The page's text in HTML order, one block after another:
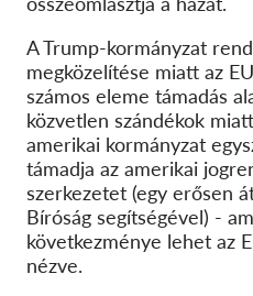
A Trump-kormányzat
megközelítése miatt az
számos eleme támadás
közvetlen szándékok
amerikai kormányzat
támadja az amerikai
szerkezetet (egy erősen
Bíróság segítségével) -
következménye lehet az
nézve.